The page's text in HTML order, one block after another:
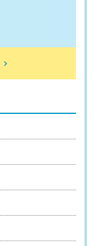
keyboard_arrow_right